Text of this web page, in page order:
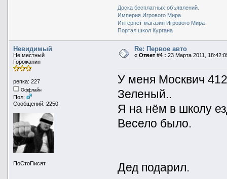
Доска бесплатных объявлений.
Империя Игрового Мира.
Интернет-магазин Игрового Мира
Портал школ Кургана
Невидимый
Не местный
Горожанин
репка: 227
Оффлайн
Пол:
Сообщений: 2250
ПоСтоПисят
Re: Первое авто
« Ответ #4 : 23 Марта 2011,
У меня Москвич
Зеленый..
Я на нём в школу
Весело было.
Дед подарил.